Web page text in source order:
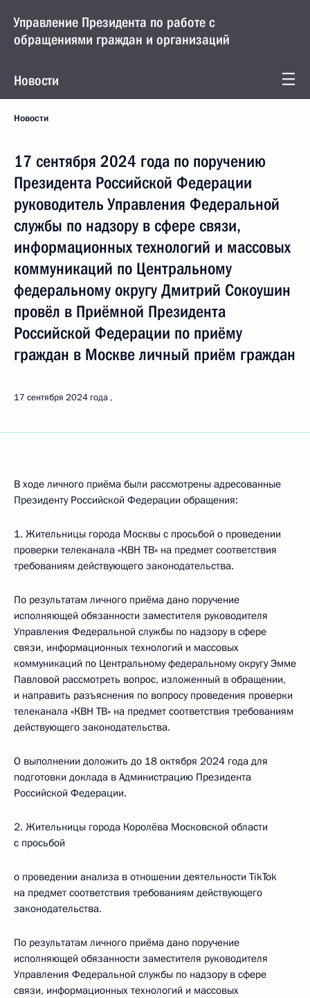
Управление Президента по работе с
обращениями граждан и организаций
Новости
Новости
17 сентября 2024 года по поручению
Президента Российской Федерации
руководитель Управления Федеральной
службы по надзору в сфере связи,
информационных технологий и массовых
коммуникаций по Центральному
федеральному округу Дмитрий Сокоушин
провёл в Приёмной Президента
Российской Федерации по приёму
граждан в Москве личный приём граждан
17 сентября 2024 года
В ходе личного приёма были рассмотрены адресованные
Президенту Российской Федерации обращения:
1. Жительницы города Москвы с просьбой о проведении
проверки телеканала «КВН ТВ» на предмет соответствия
требованиям действующего законодательства.
По результатам личного приёма дано поручение
исполняющей обязанности заместителя руководителя
Управления Федеральной службы по надзору в сфере
связи, информационных технологий и массовых
коммуникаций по Центральному федеральному округу Эмме
Павловой рассмотреть вопрос, изложенный в обращении,
и направить разъяснения по вопросу проведения проверки
телеканала «КВН ТВ» на предмет соответствия требованиям
действующего законодательства.
О выполнении доложить до 18 октября 2024 года для
подготовки доклада в Администрацию Президента
Российской Федерации.
2. Жительницы города Королёва Московской области
с просьбой
о проведении анализа в отношении деятельности TikTok
на предмет соответствия требованиям действующего
законодательства.
По результатам личного приёма дано поручение
исполняющей обязанности заместителя руководителя
Управления Федеральной службы по надзору в сфере
связи, информационных технологий и массовых